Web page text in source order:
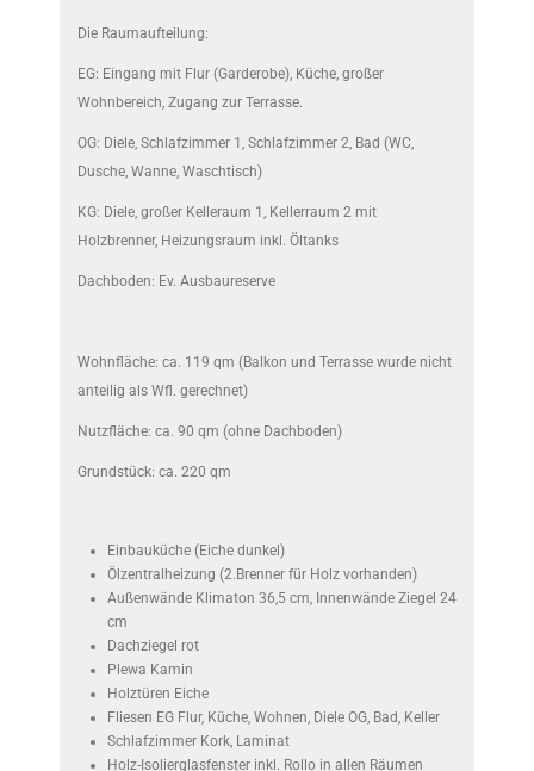
Die Raumaufteilung:
EG: Eingang mit Flur (Garderobe), Küche, großer
Wohnbereich, Zugang zur Terrasse.
OG: Diele, Schlafzimmer 1, Schlafzimmer 2, Bad (WC,
Dusche, Wanne, Waschtisch)
KG: Diele, großer Kelleraum 1, Kellerraum 2 mit
Holzbrenner, Heizungsraum inkl. Öltanks
Dachboden: Ev. Ausbaureserve
Wohnfläche: ca. 119 qm (Balkon und Terrasse wurde nicht
anteilig als Wfl. gerechnet)
Nutzfläche: ca. 90 qm (ohne Dachboden)
Grundstück: ca. 220 qm
Einbauküche (Eiche dunkel)
Ölzentralheizung (2.Brenner für Holz vorhanden)
Außenwände Klimaton 36,5 cm, Innenwände Ziegel 24
cm
Dachziegel rot
Plewa Kamin
Holztüren Eiche
Fliesen EG Flur, Küche, Wohnen, Diele OG, Bad, Keller
Schlafzimmer Kork, Laminat
Holz-Isolierglasfenster inkl. Rollo in allen Räumen